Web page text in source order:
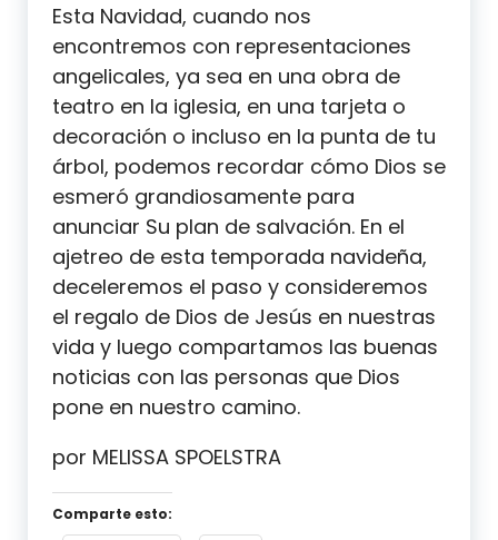
Esta Navidad, cuando nos
encontremos con representaciones
angelicales, ya sea en una obra de
teatro en la iglesia, en una tarjeta o
decoración o incluso en la punta de tu
árbol, podemos recordar cómo Dios se
esmeró grandiosamente para
anunciar Su plan de salvación. En el
ajetreo de esta temporada navideña,
deceleremos el paso y consideremos
el regalo de Dios de Jesús en nuestras
vida y luego compartamos las buenas
noticias con las personas que Dios
pone en nuestro camino.
por MELISSA SPOELSTRA
Comparte esto: